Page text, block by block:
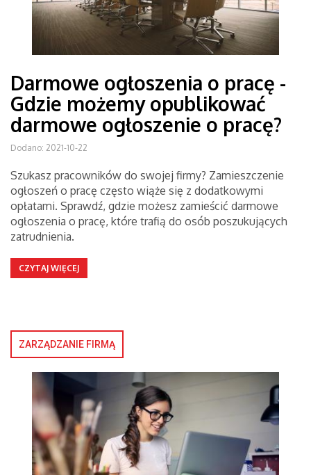
Darmowe ogłoszenia o pracę -
Gdzie możemy opublikować
darmowe ogłoszenie o pracę?
Dodano: 2021-10-22
Szukasz pracowników do swojej firmy? Zamieszczenie
ogłoszeń o pracę często wiąże się z dodatkowymi
opłatami. Sprawdź, gdzie możesz zamieścić darmowe
ogłoszenia o pracę, które trafią do osób poszukujących
zatrudnienia.
CZYTAJ WIĘCEJ
ZARZĄDZANIE FIRMĄ